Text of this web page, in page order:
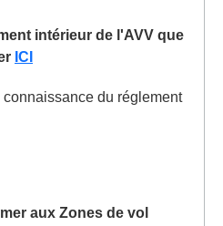
intérieur de l'AVV que
ICI
du réglement
aux Zones de vol